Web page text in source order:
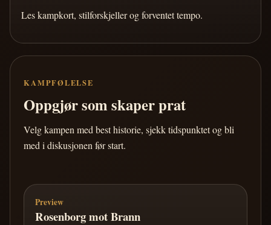
Les kampkort, stilforskjeller og forventet tempo.
KAMPFØLELSE
Oppgjør som skaper prat
Velg kampen med best historie, sjekk tidspunktet og bli
med i diskusjonen før start.
Preview
Rosenborg mot Brann